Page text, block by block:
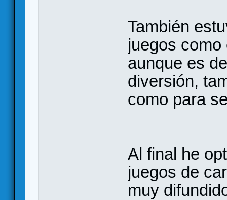
También
juegos
aunque es
diversión,
como para
Al final he
juegos de
muy